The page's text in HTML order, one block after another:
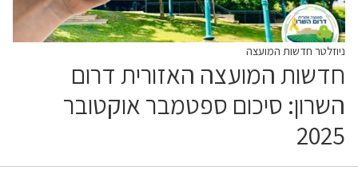
ניוזלטר חדשות המועצה
חדשות המועצה האזורית דרום
השרון: סיכום ספטמבר אוקטובר
2025